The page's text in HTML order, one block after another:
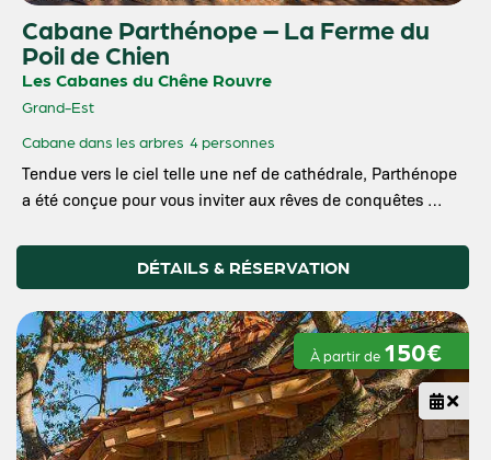
Cabane Parthénope – La Ferme du
Poil de Chien
Les Cabanes du Chêne Rouvre
Grand-Est
Cabane dans les arbres 4 personnes
Tendue vers le ciel telle une nef de cathédrale, Parthénope
a été conçue pour vous inviter aux rêves de conquêtes …
DÉTAILS & RÉSERVATION
À partir de 150€